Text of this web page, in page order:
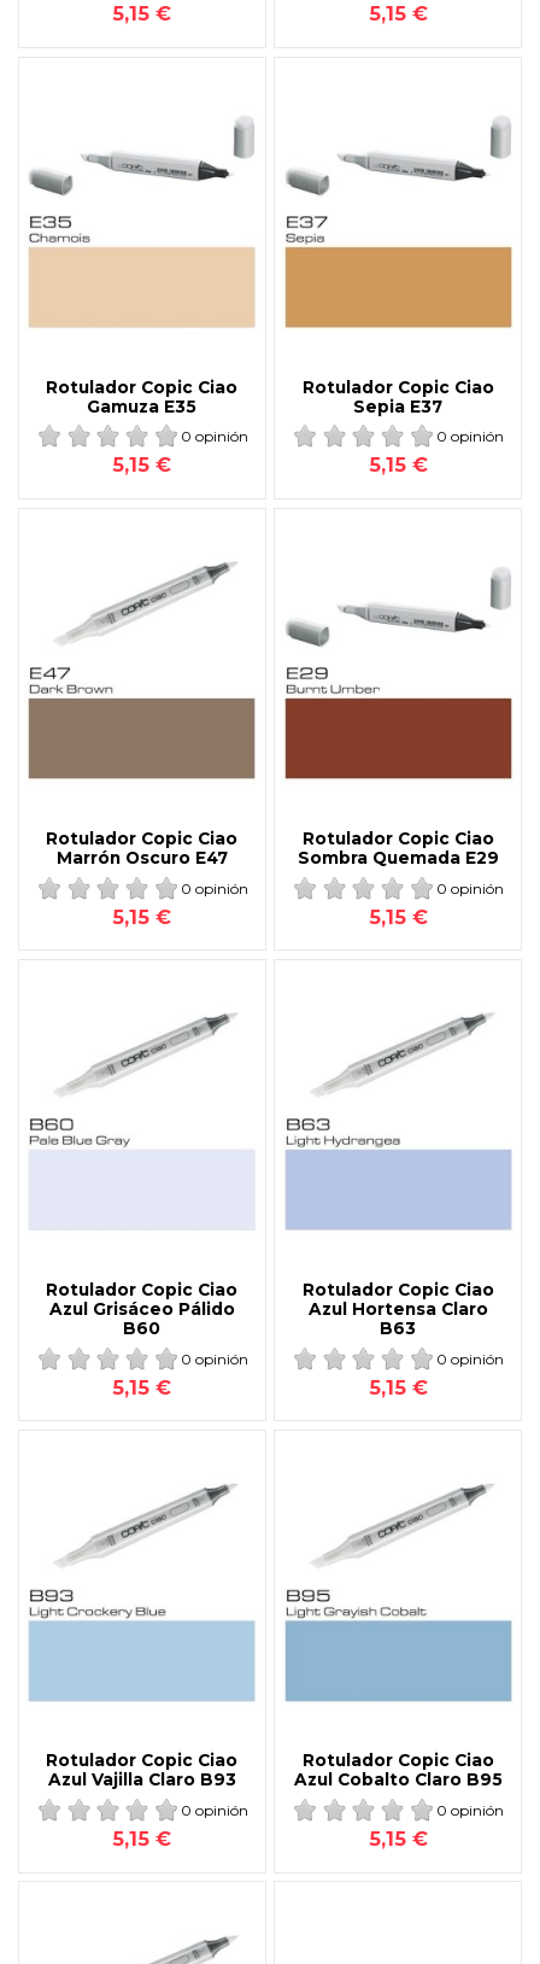
5,15 € 5,15 €
Rotulador Copic Ciao
Gamuza E35
0 opinión
5,15 €
Rotulador Copic Ciao
Sepia E37
0 opinión
5,15 €
Rotulador Copic Ciao
Marrón Oscuro E47
0 opinión
5,15 €
Rotulador Copic Ciao
Sombra Quemada E29
0 opinión
5,15 €
Rotulador Copic Ciao
Azul Grisáceo Pálido
B60
0 opinión
5,15 €
Rotulador Copic Ciao
Azul Hortensa Claro
B63
0 opinión
5,15 €
Rotulador Copic Ciao
Azul Vajilla Claro B93
0 opinión
5,15 €
Rotulador Copic Ciao
Azul Cobalto Claro B95
0 opinión
5,15 €